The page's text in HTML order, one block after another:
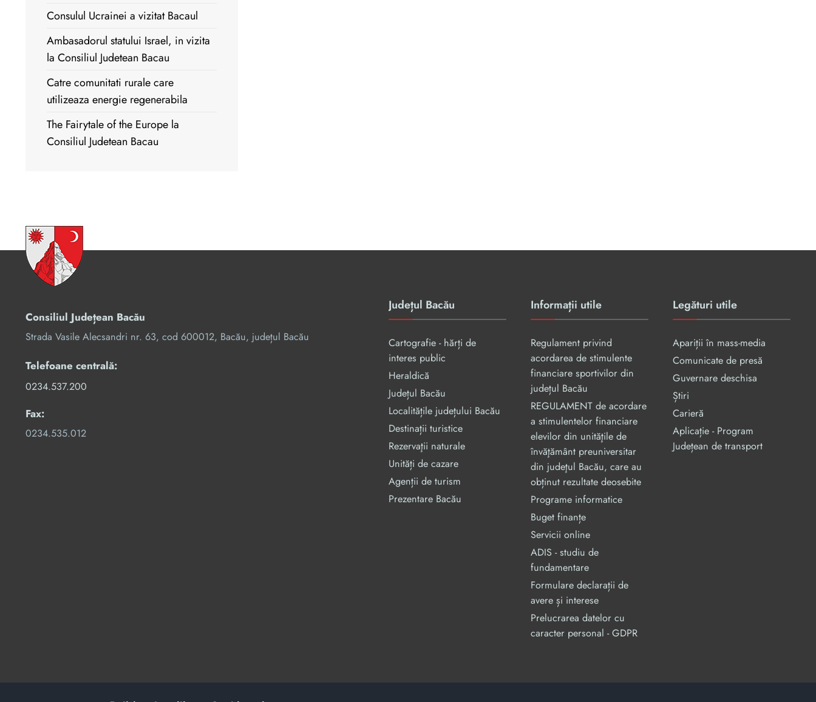
Consulul Ucrainei a vizitat Bacaul
Ambasadorul statului Israel, in vizita
la Consiliul Judetean Bacau
Catre comunitati rurale care
utilizeaza energie regenerabila
The Fairytale of the Europe la
Consiliul Judetean Bacau
Consiliul Județean Bacău
Strada Vasile Alecsandri nr. 63, cod 600012, Bacău, județul Bacău
Telefoane centrală:
0234.537.200
Fax:
0234.535.012
Județul Bacău
Cartografie - hărți de
interes public
Heraldică
Județul Bacău
Localitățile județului Bacău
Destinații turistice
Rezervaţii naturale
Unități de cazare
Agenții de turism
Prezentare Bacău
Informații utile
Regulament privind
acordarea de stimulente
financiare sportivilor din
județul Bacău
REGULAMENT de acordare
a stimulentelor financiare
elevilor din unităţile de
învăţământ preuniversitar
din judeţul Bacău, care au
obținut rezultate deosebite
Programe informatice
Buget finanțe
Servicii online
ADIS - studiu de
fundamentare
Formulare declarații de
avere și interese
Prelucrarea datelor cu
caracter personal - GDPR
Legături utile
Apariții în mass-media
Comunicate de presă
Guvernare deschisa
Știri
Carieră
Aplicație - Program
Județean de transport